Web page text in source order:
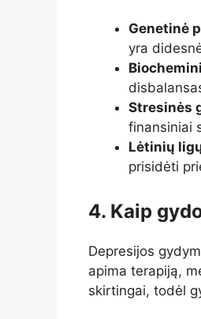
Genetinė
yra
Stresinės
finansiniai
Lėtinių
prisidėti
4. Kaip
Depresijos
apima terapiją,
skirtingai, todėl